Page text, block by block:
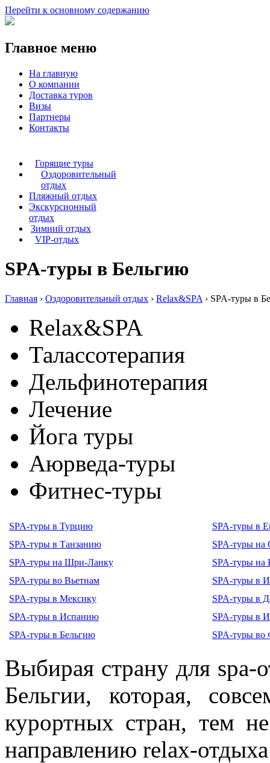
Перейти к основному содержанию
Главное меню
На главную
О компании
Доставка туров
Визы
Партнеры
Контакты
Горящие туры
Оздоровительный
отдых
Пляжный отдых
Экскурсионный
отдых
Зимний отдых
VIP-отдых
SPA-туры в Бельгию
Главная › Оздоровительный отдых › Relax&SPA › SPA-туры в
Relax&SPA
Талассотерапия
Дельфинотерапия
Лечение
Йога туры
Аюрведа-туры
Фитнес-туры
SPA-туры в Турцию
SPA-туры в
SPA-туры в Танзанию
SPA-туры
SPA-туры на Шри-Ланку
SPA-туры на
SPA-туры во Вьетнам
SPA-туры в
SPA-туры в Мексику
SPA-туры в
SPA-туры в Испанию
SPA-туры в
SPA-туры в Бельгию
SPA-туры
Выбирая страну для spa-
Бельгии, которая,
курортных стран, тем
направлению relax-